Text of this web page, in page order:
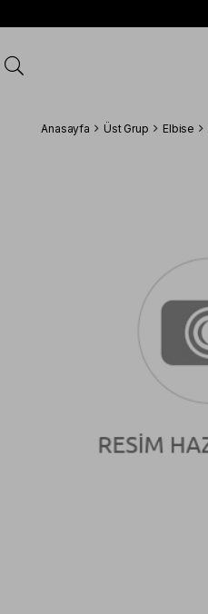
Anasayfa Üst Grup Elbise